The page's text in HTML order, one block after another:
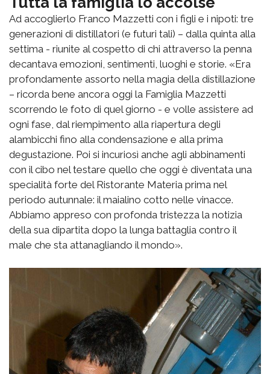
Ad accoglierlo Franco Mazzetti con i figli e i nipoti: tre
generazioni di distillatori (e futuri tali) – dalla quinta alla
settima - riunite al cospetto di chi attraverso la penna
decantava emozioni, sentimenti, luoghi e storie. «Era
profondamente assorto nella magia della distillazione
– ricorda bene ancora oggi la Famiglia Mazzetti
scorrendo le foto di quel giorno - e volle assistere ad
ogni fase, dal riempimento alla riapertura degli
alambicchi fino alla condensazione e alla prima
degustazione. Poi si incuriosì anche agli abbinamenti
con il cibo nel testare quello che oggi è diventata una
specialità forte del Ristorante Materia prima nel
periodo autunnale: il maialino cotto nelle vinacce.
Abbiamo appreso con profonda tristezza la notizia
della sua dipartita dopo la lunga battaglia contro il
male che sta attanagliando il mondo».